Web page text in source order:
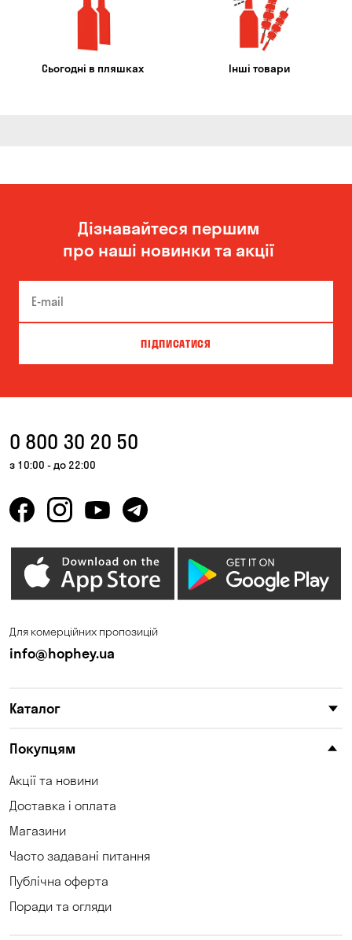
Сьогодні в пляшках Інші товари
Дізнавайтеся першим
про наші новинки та акції
ПІДПИСАТИСЯ
0 800 30 20 50
з 10:00 - до 22:00
Для комерційних пропозицій
info@hophey.ua
Каталог
Покупцям
Акції та новини
Доставка і оплата
Магазини
Часто задавані питання
Публічна оферта
Поради та огляди